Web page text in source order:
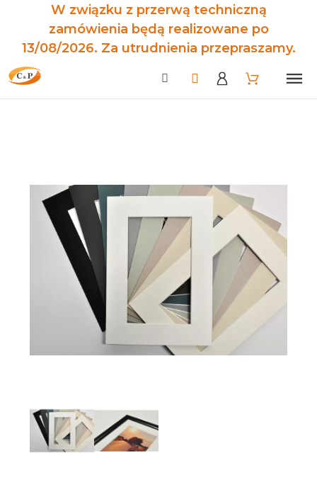
W związku z przerwą techniczną
zamówienia będą realizowane po
13/08/2026. Za utrudnienia przepraszamy.